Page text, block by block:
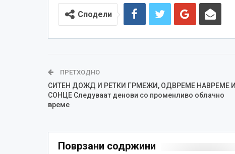
Сподели
ПРЕТХОДНО
СИТЕН ДОЖД И РЕТКИ ГРМЕЖИ, ОДВРЕМЕ НАВРЕМЕ И
СОНЦЕ Следуваат денови со променливо облачно
време
Поврзани содржини